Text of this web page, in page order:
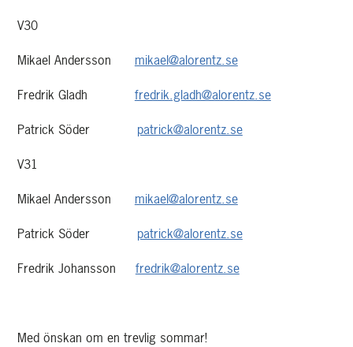
V30
Mikael Andersson mikael@alorentz.se
Fredrik Gladh fredrik.gladh@alorentz.se
Patrick Söder patrick@alorentz.se
V31
Mikael Andersson mikael@alorentz.se
Patrick Söder patrick@alorentz.se
Fredrik Johansson fredrik@alorentz.se
Med önskan om en trevlig sommar!